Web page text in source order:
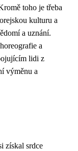
toho je třeba
kulturu a
a uznání.
a
lidi z
výměnu a
získal srdce